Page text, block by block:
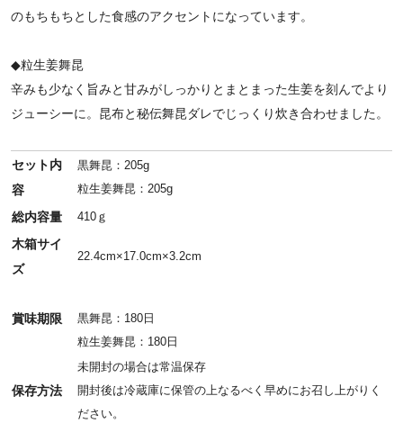
のもちもちとした食感のアクセントになっています。
◆粒生姜舞昆
辛みも少なく旨みと甘みがしっかりとまとまった生姜を刻んでより
ジューシーに。昆布と秘伝舞昆ダレでじっくり炊き合わせました。
セット内
容
黒舞昆：205g
粒生姜舞昆：205g
総内容量 410ｇ
木箱サイ
ズ
22.4cm×17.0cm×3.2cm
賞味期限
黒舞昆：180日
粒生姜舞昆：180日
保存方法
未開封の場合は常温保存
開封後は冷蔵庫に保管の上なるべく早めにお召し上がりく
ださい。